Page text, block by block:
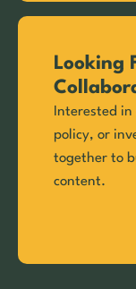
Looking
Interested in
policy, or
together to
content.